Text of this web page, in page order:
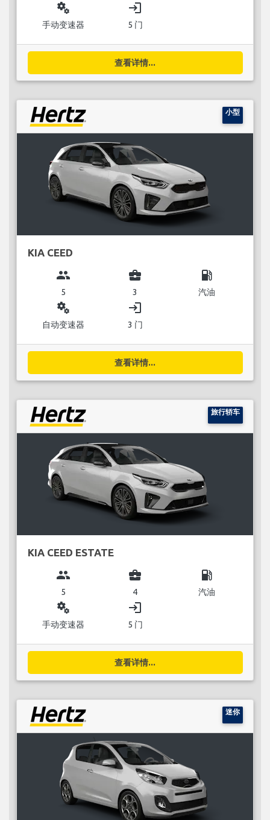
miscellaneous_services
手动变速器
login
5 门
查看详情...
小型
KIA CEED
group
5
business_center
3
local_gas_station
汽油
miscellaneous_services
自动变速器
login
3 门
查看详情...
旅行轿车
KIA CEED ESTATE
group
5
business_center
4
local_gas_station
汽油
miscellaneous_services
手动变速器
login
5 门
查看详情...
迷你